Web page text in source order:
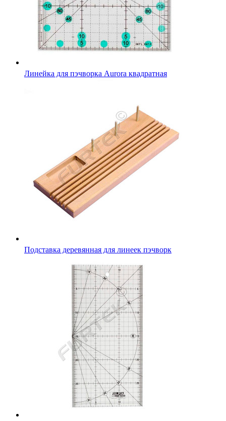
Линейка для пэчворка Aurora квадратная
Подставка деревянная для линеек пэчворк